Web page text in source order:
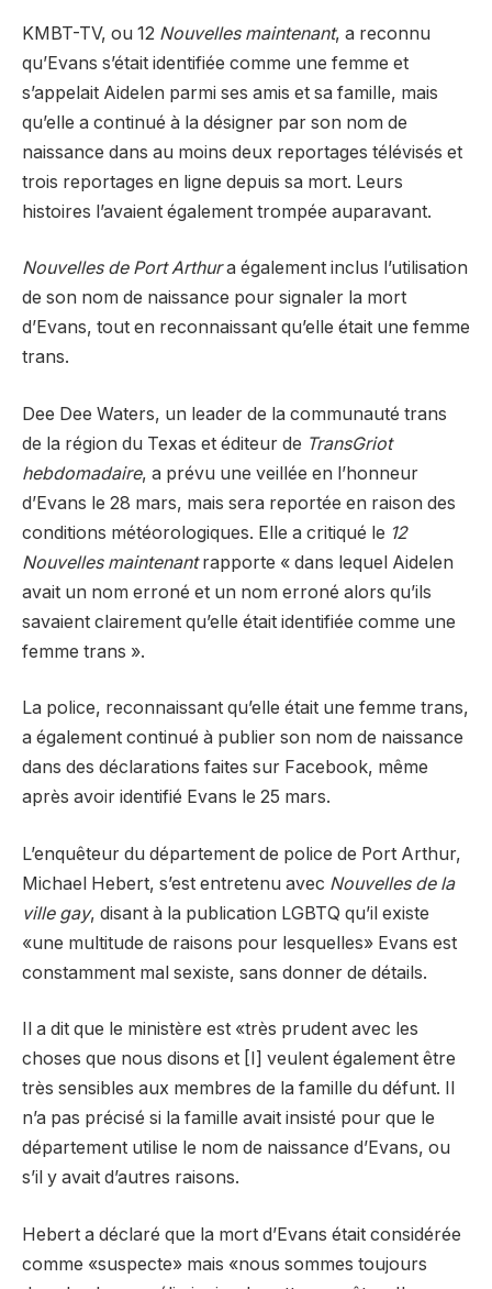
KMBT-TV, ou 12 Nouvelles maintenant, a reconnu
qu’Evans s’était identifiée comme une femme et
s’appelait Aidelen parmi ses amis et sa famille, mais
qu’elle a continué à la désigner par son nom de
naissance dans au moins deux reportages télévisés et
trois reportages en ligne depuis sa mort. Leurs
histoires l’avaient également trompée auparavant.
Nouvelles de Port Arthura également inclus l’utilisation
de son nom de naissance pour signaler la mort
d’Evans, tout en reconnaissant qu’elle était une femme
trans.
Dee Dee Waters, un leader de la communauté trans
de la région du Texas et éditeur de TransGriot
hebdomadaire, a prévu une veillée en l’honneur
d’Evans le 28 mars, mais sera reportée en raison des
conditions météorologiques. Elle a critiqué le 12
Nouvelles maintenantrapporte « dans lequel Aidelen
avait un nom erroné et un nom erroné alors qu’ils
savaient clairement qu’elle était identifiée comme une
femme trans ».
La police, reconnaissant qu’elle était une femme trans,
a également continué à publier son nom de naissance
dans des déclarations faites sur Facebook, même
après avoir identifié Evans le 25 mars.
L’enquêteur du département de police de Port Arthur,
Michael Hebert, s’est entretenu avec Nouvelles de la
ville gay, disant à la publication LGBTQ qu’il existe
«une multitude de raisons pour lesquelles» Evans est
constamment mal sexiste, sans donner de détails.
Il a dit que le ministère est «très prudent avec les
choses que nous disons et [I] veulent également être
très sensibles aux membres de la famille du défunt. Il
n’a pas précisé si la famille avait insisté pour que le
département utilise le nom de naissance d’Evans, ou
s’il y avait d’autres raisons.
Hebert a déclaré que la mort d’Evans était considérée
comme «suspecte» mais «nous sommes toujours